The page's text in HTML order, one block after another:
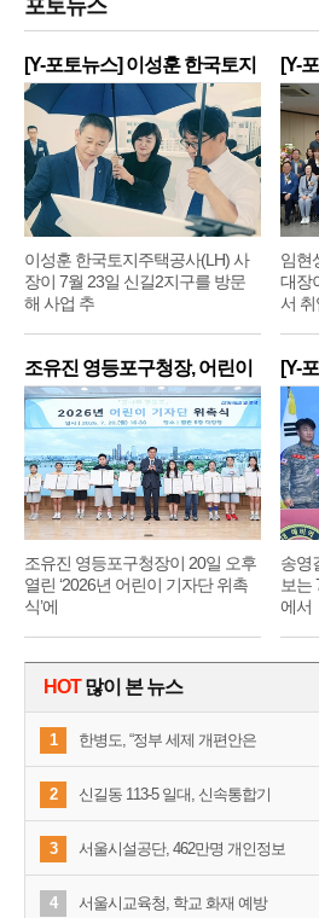
포토뉴스
[Y-포토뉴스] 이성훈 한국토지
주
이성훈 한국토지주택공사(LH) 사
장이 7월 23일 신길2지구를 방문
해 사업 추
[Y-
영
임현
대장
서 취
조유진 영등포구청장, 어린이
기
조유진 영등포구청장이 20일 오후
열린 ‘2026년 어린이 기자단 위촉
식’에
[Y-
순
송영
보는
에서
HOT많이 본 뉴스
1 한병도, “정부 세제 개편안은
2 신길동 113-5 일대, 신속통합기
3 서울시설공단, 462만명 개인정보
4 서울시교육청, 학교 화재 예방